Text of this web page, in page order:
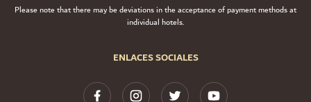
ENLACES SOCIALES
Please note that there may be deviations in the acceptance of payment methods at
individual hotels.